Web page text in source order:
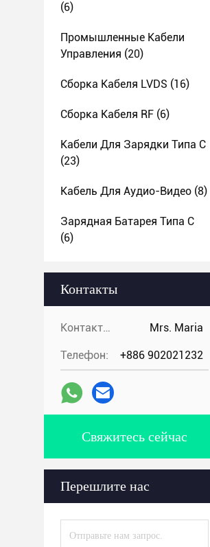
(6)
Промышленные Кабели
Управления (20)
Сборка Кабеля LVDS (16)
Сборка Кабеля RF (6)
Кабели Для Зарядки Типа С
(23)
Кабель Для Аудио-Видео (8)
Зарядная Батарея Типа С
(6)
Контакты
Контакты: Mrs. Maria
Телефон: +886 902021232
Свяжитесь сейчас
Перешлите нас